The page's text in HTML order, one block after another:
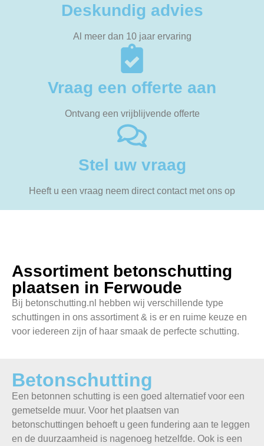
Deskundig advies
Al meer dan 10 jaar ervaring
Vraag een offerte aan
Ontvang een vrijblijvende offerte
Stel uw vraag
Heeft u een vraag neem direct contact met ons op
Assortiment betonschutting
plaatsen in Ferwoude
Bij betonschutting.nl hebben wij verschillende type
schuttingen in ons assortiment & is er en ruime keuze en
voor iedereen zijn of haar smaak de perfecte schutting.
Betonschutting
Een betonnen schutting is een goed alternatief voor een
gemetselde muur. Voor het plaatsen van
betonschuttingen behoeft u geen fundering aan te leggen
en de duurzaamheid is nagenoeg hetzelfde. Ook is een